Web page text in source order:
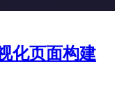
化页面构建